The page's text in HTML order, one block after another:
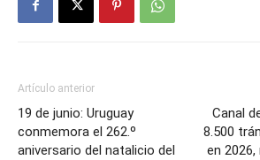
Artículo anterior
19 de junio: Uruguay
conmemora el 262.º
aniversario del natalicio del
Canal
8.500
en